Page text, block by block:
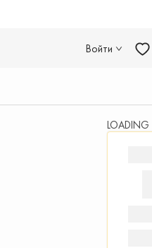
Войти
LOADING